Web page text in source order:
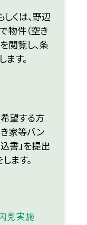
くは、野辺
物件（空き
閲覧し、条
す。
望する方
家等バン
書」を提出
ます。
見実施